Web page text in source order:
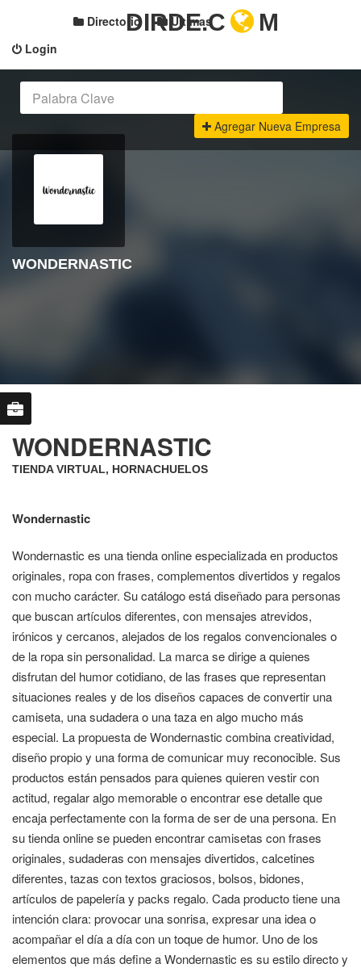
Login
Directorio Últimas
DIRDE.C M
Agregar Nueva Empresa
WONDERNASTIC
WONDERNASTIC
TIENDA VIRTUAL, HORNACHUELOS
Wondernastic
Wondernastic es una tienda online especializada en productos
originales, ropa con frases, complementos divertidos y regalos
con mucho carácter. Su catálogo está diseñado para personas
que buscan artículos diferentes, con mensajes atrevidos,
irónicos y cercanos, alejados de los regalos convencionales o
de la ropa sin personalidad. La marca se dirige a quienes
disfrutan del humor cotidiano, de las frases que representan
situaciones reales y de los diseños capaces de convertir una
camiseta, una sudadera o una taza en algo mucho más
especial. La propuesta de Wondernastic combina creatividad,
diseño propio y una forma de comunicar muy reconocible. Sus
productos están pensados para quienes quieren vestir con
actitud, regalar algo memorable o encontrar ese detalle que
encaja perfectamente con la forma de ser de una persona. En
su tienda online se pueden encontrar camisetas con frases
originales, sudaderas con mensajes divertidos, calcetines
diferentes, tazas con textos graciosos, bolsos, bidones,
artículos de papelería y packs regalo. Cada producto tiene una
intención clara: provocar una sonrisa, expresar una idea o
acompañar el día a día con un toque de humor. Uno de los
elementos que más define a Wondernastic es su estilo directo y